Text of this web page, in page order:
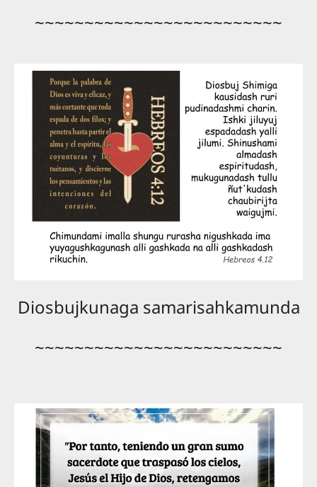
~~~~~~~~~~~~~~~~~~~~~~~~~
Diosbujkunaga samarisahkamunda
~~~~~~~~~~~~~~~~~~~~~~~~~